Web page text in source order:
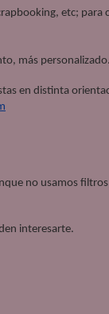
etc; para
más personalizado.
en distinta
no usamos
interesarte.